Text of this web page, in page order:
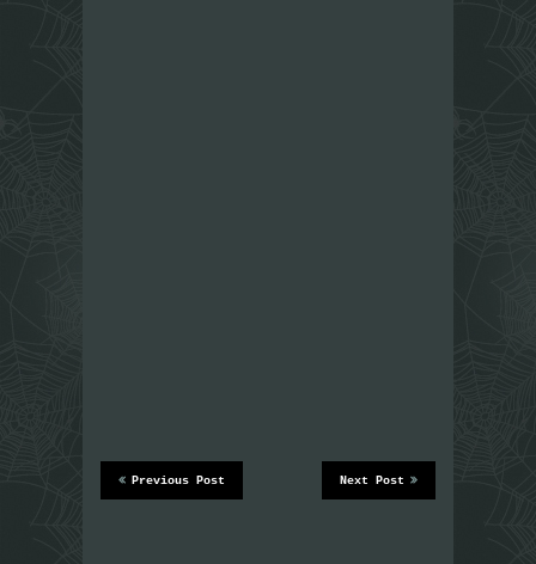
Next Post
Previous Post